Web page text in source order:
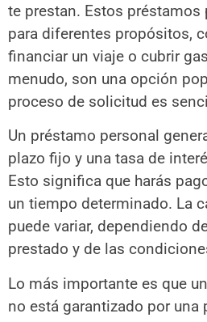
te prestan. Estos préstamos
para diferentes propósitos,
financiar un viaje o cubrir
menudo, son una opción
proceso de solicitud es
Un préstamo personal
plazo fijo y una tasa de
Esto significa que harás
un tiempo determinado. La
puede variar, dependiendo
prestado y de las
Lo más importante es que
no está garantizado por una